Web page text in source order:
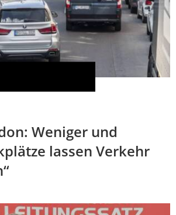
Weniger und
lassen Verkehr